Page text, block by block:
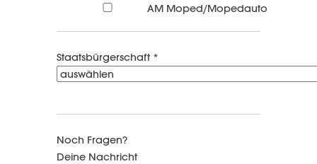
AM Moped/Mopedauto
Staatsbürgerschaft *
Noch Fragen?
Deine Nachricht